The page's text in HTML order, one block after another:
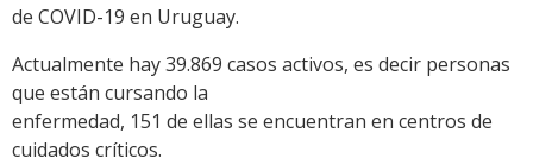
de COVID-19 en Uruguay.
Actualmente hay 39.869 casos activos, es decir personas
que están cursando la
enfermedad, 151 de ellas se encuentran en centros de
cuidados críticos.